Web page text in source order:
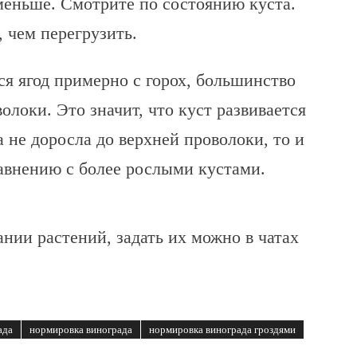
перегрузить.
ягод примерно с горох, большинство
Это значит, что куст развивается
доросла до верхней проволоки, то и
с более рослыми кустами.
растений, задать их можно в чатах
нормировка винограда нормировка винограда гроздями